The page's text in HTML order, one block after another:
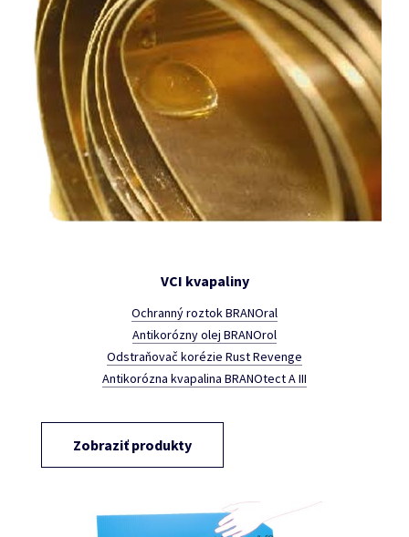
VCI kvapaliny
Ochranný roztok BRANOral
Antikorózny olej BRANOrol
Odstraňovač korézie Rust Revenge
Antikorózna kvapalina BRANOtect A III
Zobraziť produkty